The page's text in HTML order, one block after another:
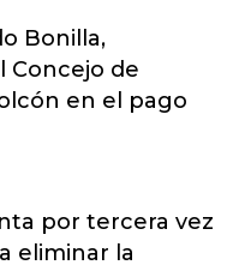
Bonilla,
Concejo de
en el pago
por tercera vez
eliminar la